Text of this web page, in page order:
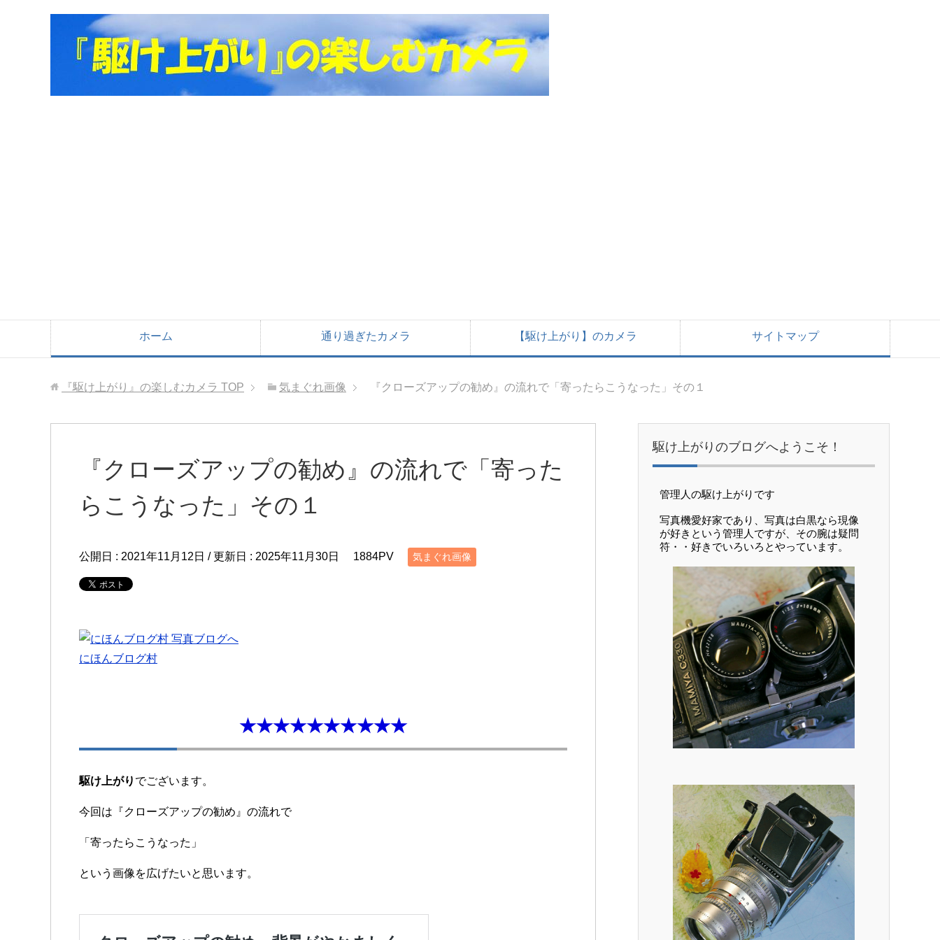
ホーム 通り過ぎたカメラ 【駆け上がり】のカメラ サイトマップ
『駆け上がり』の楽しむカメラ TOP 気まぐれ画像 『クローズアップの勧め』の流れで「寄ったらこうなった」その１
『クローズアップの勧め』の流れで「寄った
らこうなった」その１
公開日 : 2021年11月12日 / 更新日 : 2025年11月30日 1884PV 気まぐれ画像
にほんブログ村
★★★★★★★★★★
駆け上がり でございます。
今回は『クローズアップの勧め』の流れで
「寄ったらこうなった」
という画像を広げたいと思います。
駆け上がりのブログへようこそ！
管理人の駆け上がりです
写真機愛好家であり、写真は白黒なら現像
が好きという管理人ですが、その腕は疑問
符・・好きでいろいろとやっています。